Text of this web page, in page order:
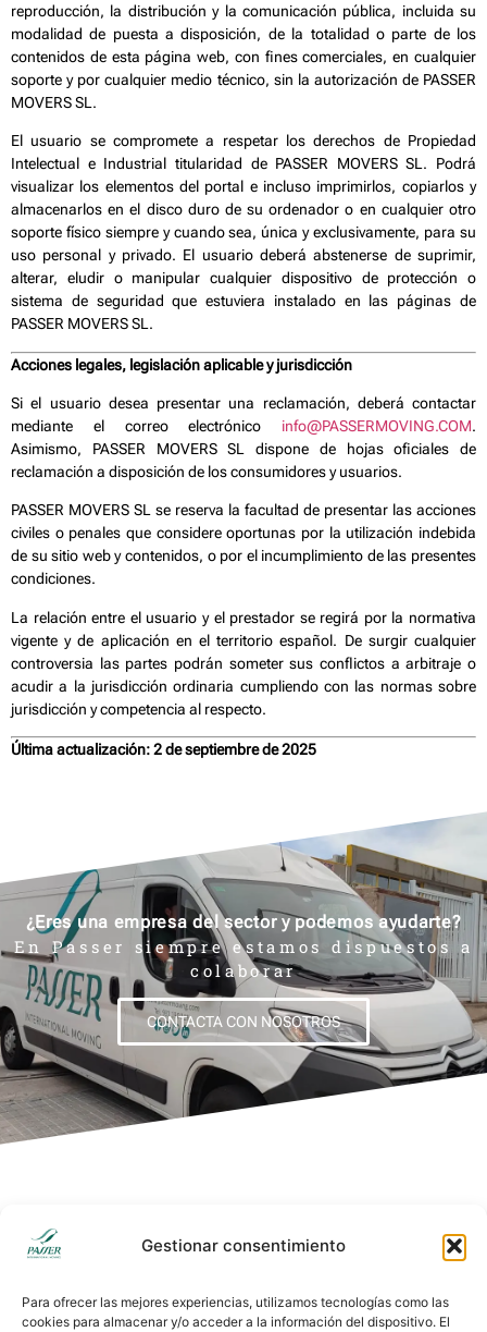
Gestionar consentimiento
Para ofrecer las mejores experiencias, utilizamos tecnologías como las
cookies para almacenar y/o acceder a la información del dispositivo. El
reproducción, la distribución y la comunicación pública, incluida su
modalidad de puesta a disposición, de la totalidad o parte de los
contenidos de esta página web, con fines comerciales, en cualquier
soporte y por cualquier medio técnico, sin la autorización de PASSER
MOVERS SL.
El usuario se compromete a respetar los derechos de Propiedad
Intelectual e Industrial titularidad de PASSER MOVERS SL. Podrá
visualizar los elementos del portal e incluso imprimirlos, copiarlos y
almacenarlos en el disco duro de su ordenador o en cualquier otro
soporte físico siempre y cuando sea, única y exclusivamente, para su
uso personal y privado. El usuario deberá abstenerse de suprimir,
alterar, eludir o manipular cualquier dispositivo de protección o
sistema de seguridad que estuviera instalado en las páginas de
PASSER MOVERS SL.
Acciones legales, legislación aplicable y jurisdicción
Si el usuario desea presentar una reclamación, deberá contactar
mediante el correo electrónico info@PASSERMOVING.COM.
Asimismo, PASSER MOVERS SL dispone de hojas oficiales de
reclamación a disposición de los consumidores y usuarios.
PASSER MOVERS SL se reserva la facultad de presentar las acciones
civiles o penales que considere oportunas por la utilización indebida
de su sitio web y contenidos, o por el incumplimiento de las presentes
condiciones.
La relación entre el usuario y el prestador se regirá por la normativa
vigente y de aplicación en el territorio español. De surgir cualquier
controversia las partes podrán someter sus conflictos a arbitraje o
acudir a la jurisdicción ordinaria cumpliendo con las normas sobre
jurisdicción y competencia al respecto.
Última actualización: 2 de septiembre de 2025
¿Eres una empresa del sector y podemos ayudarte?
En Passer siempre estamos dispuestos a
colaborar
CONTACTA CON NOSOTROS
Barcelona Madrid